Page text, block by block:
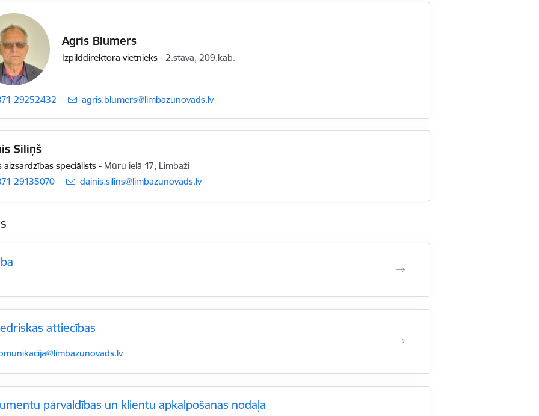
Agris Blumers
Izpilddirektora vietnieks - 2.stāvā, 209.kab.
29252432 E-pasts:
agris.blumers@limbazunovads.lv
Siliņš
aizsardzības speciālists - Mūru ielā 17, Limbaži
29135070
E-pasts:
dainis.silins@limbazunovads.lv
attiecības
pasts:
pārvaldības un klientu apkalpošanas nodaļa